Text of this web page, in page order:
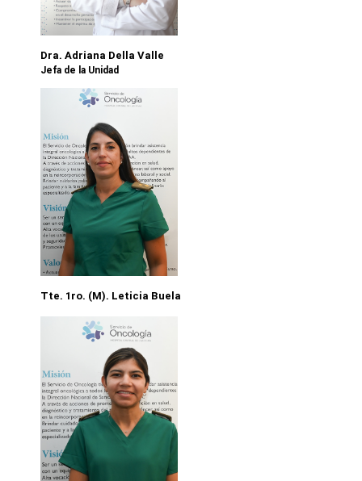
Dra. Adriana Della Valle
Jefa de la Unidad
Tte. 1ro. (M). Leticia Buela